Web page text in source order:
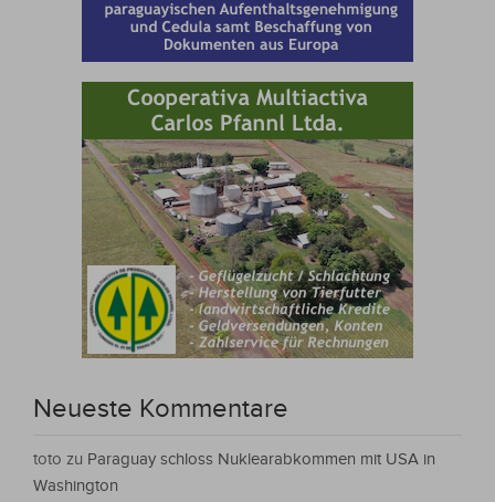
Neueste Kommentare
toto zu Paraguay schloss Nuklearabkommen mit USA in
Washington